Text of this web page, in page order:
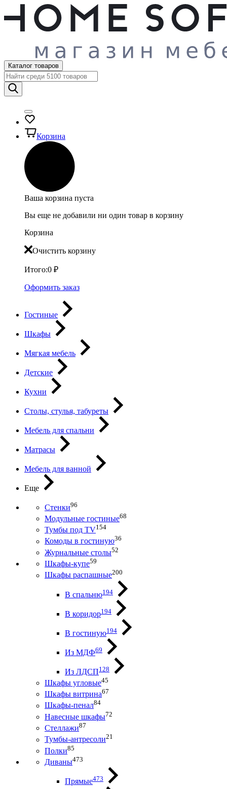
Каталог товаров
Корзина
Ваша корзина пуста
Вы еще не добавили ни один товар в корзину
Корзина
Очистить корзину
Итого:0 ₽
Оформить заказ
Гостиные
Шкафы
Мягкая мебель
Детские
Кухни
Столы, стулья, табуреты
Мебель для спальни
Матрасы
Мебель для ванной
Еще
Стенки96
Модульные гостиные68
Тумбы под ТV154
Комоды в гостиную36
Журнальные столы52
Шкафы-купе59
Шкафы распашные200
В спальню194
В коридор194
В гостиную194
Из МДФ69
Из ЛДСП128
Шкафы угловые45
Шкафы витрина67
Шкафы-пенал84
Навесные шкафы72
Стеллажи87
Тумбы-антресоли21
Полки85
Диваны473
Прямые473